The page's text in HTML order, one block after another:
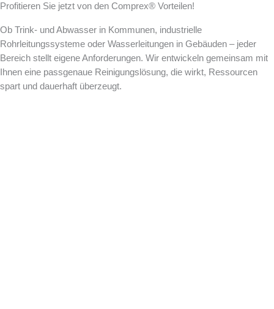
Profitieren Sie jetzt von den Comprex® Vorteilen!
Ob Trink- und Abwasser in Kommunen, industrielle
Rohrleitungssysteme oder Wasserleitungen in Gebäuden – jeder
Bereich stellt eigene Anforderungen. Wir entwickeln gemeinsam mit
Ihnen eine passgenaue Reinigungslösung, die wirkt, Ressourcen
spart und dauerhaft überzeugt.